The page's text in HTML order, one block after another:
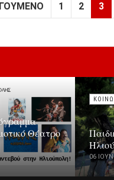
1 2 3
Θέατρο
06